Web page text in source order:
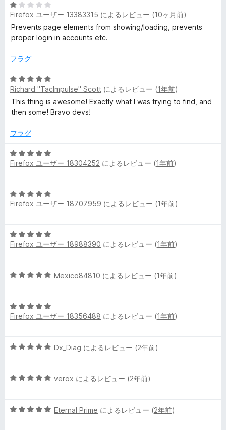
中
5
の
評
5
段
階
中
の
価
Firefox ユーザー 13383315 によるレビュー (10ヶ月前)
Prevents page elements from showing/loading, prevents
proper login in accounts etc.
フラグ
5
段
階
中
の
価
Richard "TacImpulse" Scott によるレビュー (1年前)
This thing is awesome! Exactly what I was trying to find, and
then some! Bravo devs!
フラグ
5
段
5
の
Firefox ユーザー 18304252 によるレビュー (1年前)
5
段
5
の
Firefox ユーザー 18707959 によるレビュー (1年前)
5
段
5
価
Firefox ユーザー 18988390 によるレビュー (1年前)
5
中
5
価
Mexico84810 によるレビュー (1年前)
5
段
5
価
Firefox ユーザー 18356488 によるレビュー (1年前)
5
中
評
Dx_Diag によるレビュー (2年前)
5
中
verox によるレビュー (2年前)
5
Eternal Prime によるレビュー (2年前)